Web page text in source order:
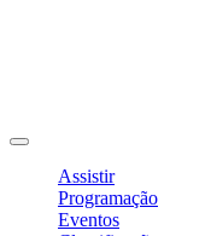
Assistir
Programação
Eventos